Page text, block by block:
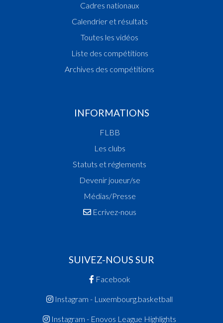
Cadres nationaux
Calendrier et résultats
Toutes les vidéos
Liste des compétitions
Archives des compétitions
INFORMATIONS
FLBB
Les clubs
Statuts et réglements
Devenir joueur/se
Médias/Presse
Ecrivez-nous
SUIVEZ-NOUS SUR
Facebook
Instagram - Luxembourg.basketball
Instagram - Enovos League Highlights